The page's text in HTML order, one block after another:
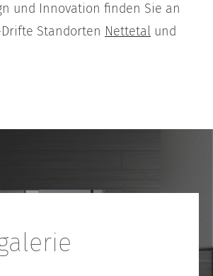
und Innovation finden Sie an
Standorten Nettetal und